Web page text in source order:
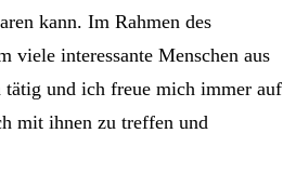
kann. Im Rahmen des
viele interessante Menschen aus
tätig und ich freue mich immer auf
mit ihnen zu treffen und